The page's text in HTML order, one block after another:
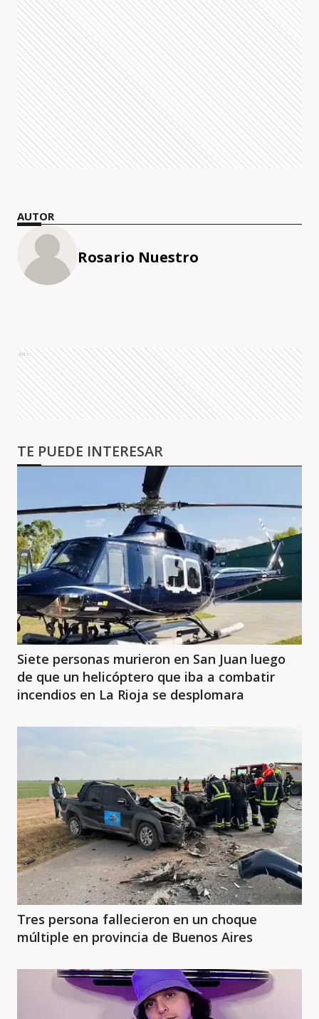
AUTOR
Rosario Nuestro
Ads
TE PUEDE INTERESAR
Siete personas murieron en San Juan luego
de que un helicóptero que iba a combatir
incendios en La Rioja se desplomara
Tres persona fallecieron en un choque
múltiple en provincia de Buenos Aires